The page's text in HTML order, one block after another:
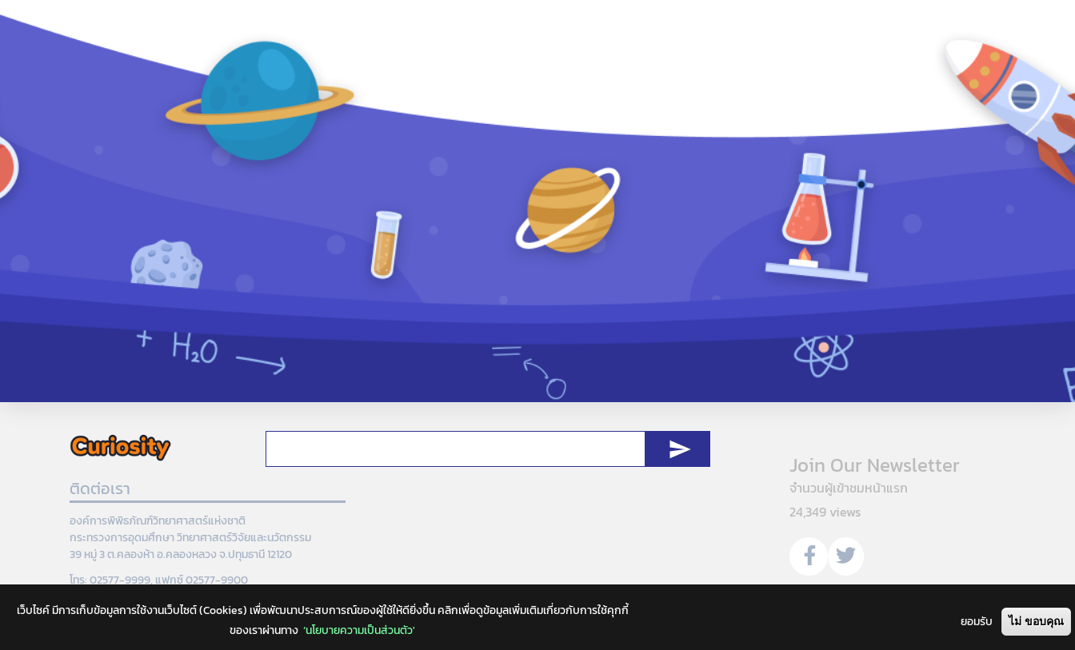
Join Our Newsletter
ติดต่อเรา
องค์การพิพิธภัณฑ์วิทยาศาสตร์แห่งชาติ
กระทรวงการอุดมศึกษา วิทยาศาสตร์วิจัยและนวัตกรรม
39 หมู่ 3 ต.คลองห้า อ.คลองหลวง จ.ปทุมธานี 12120
โทร: 02577-9999, แฟกซ์ 02577-9900
จำนวนผู้เข้าชมหน้าแรก
24,349 views
เว็บไซค์ มีการเก็บข้อมูลการใช้งานเว็บไซต์ (Cookies) เพื่อพัฒนาประสบการณ์ของผู้ใช้ให้ดียิ่งขึ้น คลิกเพื่อดูข้อมูลเพิ่มเติมเกี่ยวกับการใช้คุกกี้
ของเราผ่านทาง‘นโยบายความเป็นส่วนตัว'
ยอมรับ ไม่ ขอบคุณ